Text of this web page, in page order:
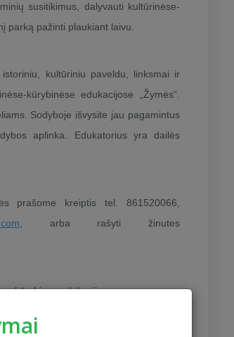
susitikimus, dalyvauti kultūrinėse-
parką pažinti plaukiant laivu.
kultūriniu paveldu, linksmai ir
kūrybinėse edukacijose „Žymės“.
Sodyboje išvysite jau pagamintus
aplinka. Edukatorius yra dailės
prašome kreiptis tel. 861520066,
, arba rašyti žinutes
kūrybines edukacijas:
Lietuvos krašto kultūriniu, istoriniu